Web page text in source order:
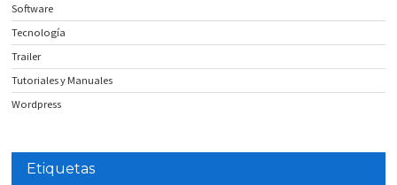
Software
Tecnología
Trailer
Tutoriales y Manuales
Wordpress
Etiquetas